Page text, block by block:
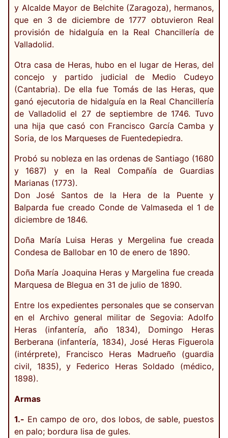
y Alcalde Mayor de Belchite (Zaragoza), hermanos,
que en 3 de diciembre de 1777 obtuvieron Real
provisión de hidalguía en la Real Chancillería de
Valladolid.
Otra casa de Heras, hubo en el lugar de Heras, del
concejo y partido judicial de Medio Cudeyo
(Cantabria). De ella fue Tomás de las Heras, que
ganó ejecutoria de hidalguía en la Real Chancillería
de Valladolid el 27 de septiembre de 1746. Tuvo
una hija que casó con Francisco García Camba y
Soria, de los Marqueses de Fuentedepiedra.
Probó su nobleza en las ordenas de Santiago (1680
y 1687) y en la Real Compañía de Guardias
Marianas (1773).
Don José Santos de la Hera de la Puente y
Balparda fue creado Conde de Valmaseda el 1 de
diciembre de 1846.
Doña María Luisa Heras y Mergelina fue creada
Condesa de Ballobar en 10 de enero de 1890.
Doña María Joaquina Heras y Margelina fue creada
Marquesa de Blegua en 31 de julio de 1890.
Entre los expedientes personales que se conservan
en el Archivo general militar de Segovia: Adolfo
Heras (infantería, año 1834), Domingo Heras
Berberana (infantería, 1834), José Heras Figuerola
(intérprete), Francisco Heras Madrueño (guardia
civil, 1835), y Federico Heras Soldado (médico,
1898).
Armas
1.- En campo de oro, dos lobos, de sable, puestos
en palo; bordura lisa de gules.